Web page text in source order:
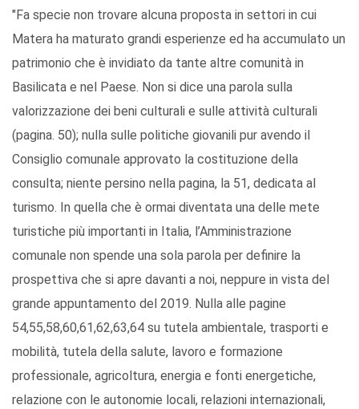
"Fa specie non trovare alcuna proposta in settori in cui
Matera ha maturato grandi esperienze ed ha accumulato un
patrimonio che è invidiato da tante altre comunità in
Basilicata e nel Paese. Non si dice una parola sulla
valorizzazione dei beni culturali e sulle attività culturali
(pagina. 50); nulla sulle politiche giovanili pur avendo il
Consiglio comunale approvato la costituzione della
consulta; niente persino nella pagina, la 51, dedicata al
turismo. In quella che è ormai diventata una delle mete
turistiche più importanti in Italia, l’Amministrazione
comunale non spende una sola parola per definire la
prospettiva che si apre davanti a noi, neppure in vista del
grande appuntamento del 2019. Nulla alle pagine
54,55,58,60,61,62,63,64 su tutela ambientale, trasporti e
mobilità, tutela della salute, lavoro e formazione
professionale, agricoltura, energia e fonti energetiche,
relazione con le autonomie locali, relazioni internazionali,